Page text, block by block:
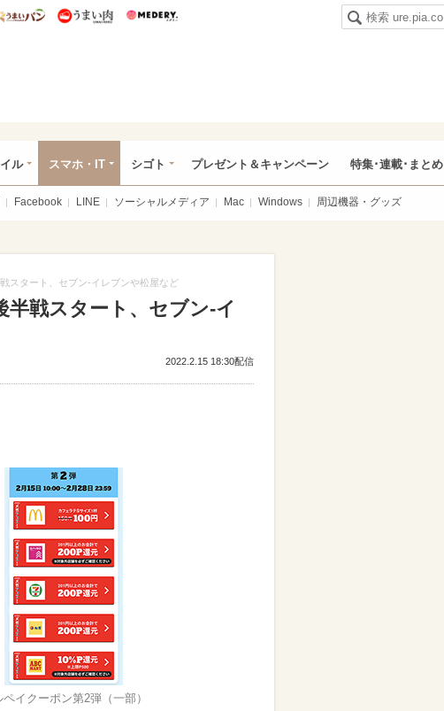
特集
まいめし うまいパン うまい肉
ル スマホ・IT シゴト プレゼント＆キャンペーン 特集･連載･まとめ
Facebook LINE ソーシャルメディア Mac Windows 周辺機器・グッズ
スタート、セブン‐イレブンや松屋など
戦スタート、セブン‐イ
2022.2.15 18:30配信
イクーポン第2弾（一部）